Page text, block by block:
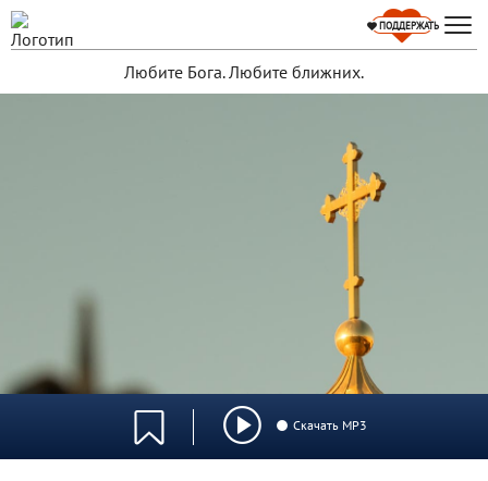
ПОДДЕРЖАТЬ
Любите Бога. Любите ближних.
Скачать MP3